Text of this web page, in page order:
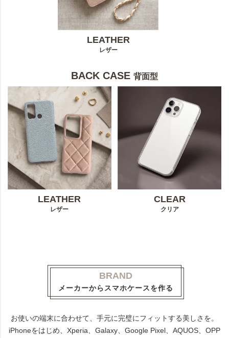
LEATHER
レザー
BACK CASE 背面型
LEATHER
レザー
CLEAR
クリア
BRAND
メーカーからスマホケースを作る
お使いの端末に合わせて、手元に完璧にフィットする美しさを。
iPhoneをはじめ、Xperia、Galaxy、Google Pixel、AQUOS、OPP